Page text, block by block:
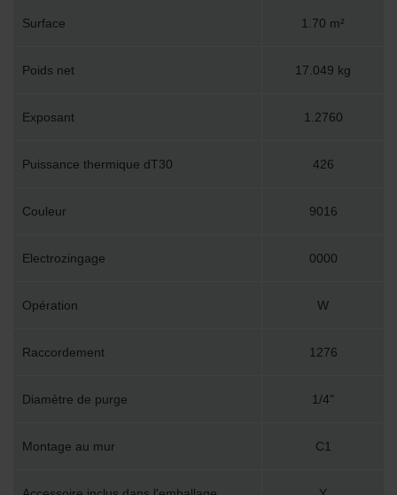
Surface 1.70 m²
Poids net 17.049 kg
Exposant 1.2760
Puissance thermique dT30 426
Couleur 9016
Electrozingage 0000
Opération W
Raccordement 1276
Diamètre de purge 1/4"
Montage au mur C1